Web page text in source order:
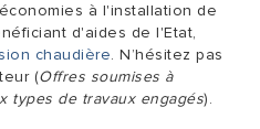
à l'installation de
d'aides de l'Etat,
chaudière. N’hésitez pas
(Offres soumises à
types de travaux engagés).